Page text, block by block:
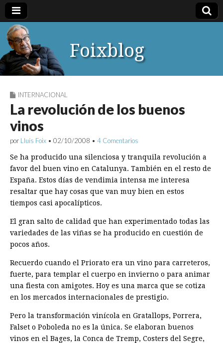
Foixblog
INTERNACIONAL
La revolución de los buenos
vinos
por Lluís Foix • 02/10/2008 • 4 Comentarios
Se ha producido una silenciosa y tranquila revolución a
favor del buen vino en Catalunya. También en el resto de
España. Estos días de vendimia intensa me interesa
resaltar que hay cosas que van muy bien en estos
tiempos casi apocalípticos.
El gran salto de calidad que han experimentado todas las
variedades de las viñas se ha producido en cuestión de
pocos años.
Recuerdo cuando el Priorato era un vino para carreteros,
fuerte, para templar el cuerpo en invierno o para animar
una fiesta con amigotes. Hoy es una marca que se cotiza
en los mercados internacionales de prestigio.
Pero la transformación vinícola en Gratallops, Porrera,
Falset o Poboleda no es la única. Se elaboran buenos
vinos en el Bages, la Conca de Tremp, Costers del Segre,